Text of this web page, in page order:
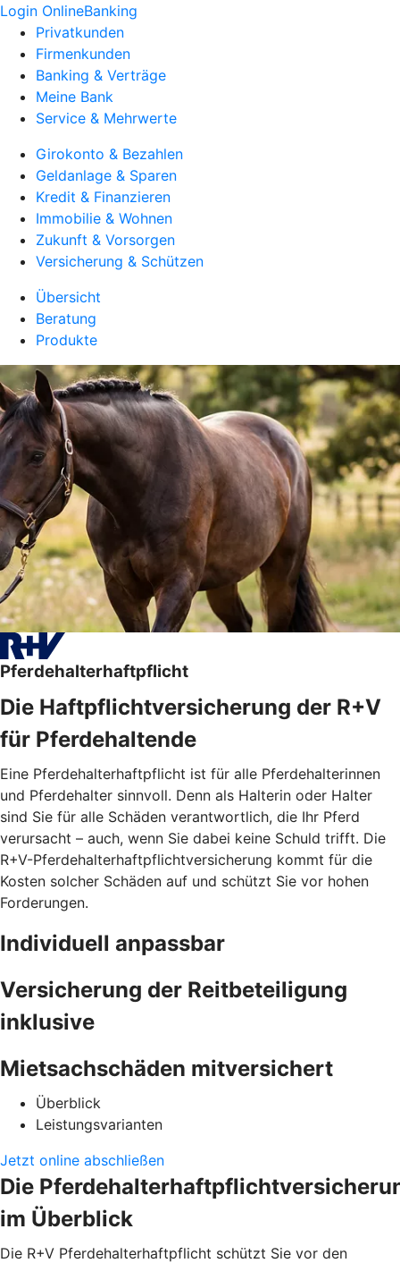
Login OnlineBanking
Privatkunden
Firmenkunden
Banking & Verträge
Meine Bank
Service & Mehrwerte
Girokonto & Bezahlen
Geldanlage & Sparen
Kredit & Finanzieren
Immobilie & Wohnen
Zukunft & Vorsorgen
Versicherung & Schützen
Übersicht
Beratung
Produkte
Pferdehalterhaftpflicht
Die Haftpflichtversicherung der R+V
für Pferdehaltende
Eine Pferdehalterhaftpflicht ist für alle Pferdehalterinnen
und Pferdehalter sinnvoll. Denn als Halterin oder Halter
sind Sie für alle Schäden verantwortlich, die Ihr Pferd
verursacht – auch, wenn Sie dabei keine Schuld trifft. Die
R+V-Pferdehalterhaftpflichtversicherung kommt für die
Kosten solcher Schäden auf und schützt Sie vor hohen
Forderungen.
Individuell anpassbar
Versicherung der Reitbeteiligung
inklusive
Mietsachschäden mitversichert
Überblick
Leistungsvarianten
Jetzt online abschließen
Die
im Überblick
Die R+V Pferdehalterhaftpflicht schützt Sie vor den